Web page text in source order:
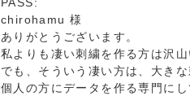
PASS:
chirohamu 様
ありがとうございます。
私よりも凄い刺繍を作る方は沢
でも、そういう凄い方は、大き
個人の方にデータを作る専門に